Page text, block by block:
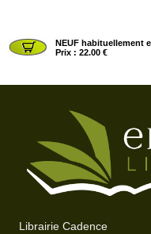
NEUF habituellement
Prix : 22.00 €
Librairie Cadence